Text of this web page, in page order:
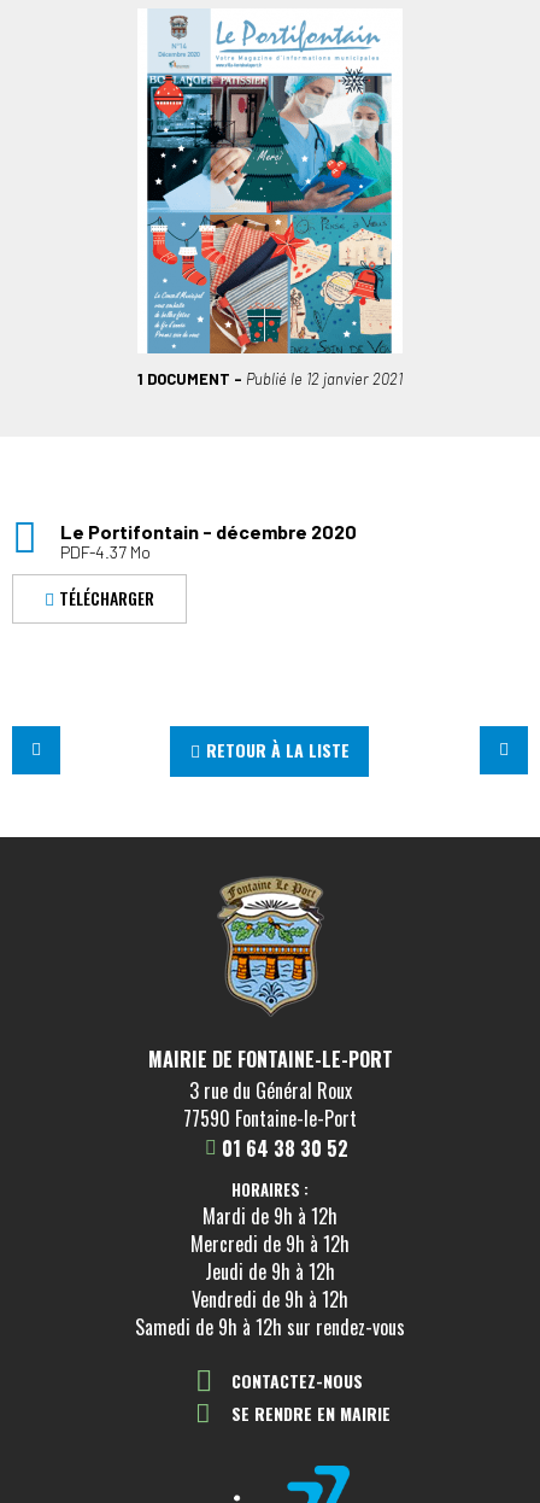
1 DOCUMENT Publié le 12 janvier 2021
Le Portifontain - décembre 2020
PDF-4.37 Mo
TÉLÉCHARGER
RETOUR À LA LISTE
MAIRIE DE FONTAINE-LE-PORT
3 rue du Général Roux
77590 Fontaine-le-Port
01 64 38 30 52
HORAIRES :
Mardi de 9h à 12h
Mercredi de 9h à 12h
Jeudi de 9h à 12h
Vendredi de 9h à 12h
Samedi de 9h à 12h sur rendez-vous
CONTACTEZ-NOUS
SE RENDRE EN MAIRIE